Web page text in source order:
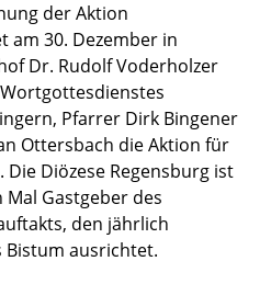
der Aktion
am 30. Dezember in
Dr. Rudolf Voderholzer
Pfarrer Dirk Bingener
Ottersbach die Aktion für
Die Diözese Regensburg ist
Mal Gastgeber des
den jährlich
Bistum ausrichtet.